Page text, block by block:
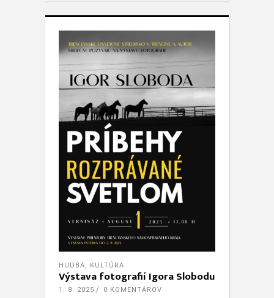
HUDBA, KULTÚRA
Výstava fotografií Igora Slobodu
1. 8. 2025 0 KOMENTÁROV